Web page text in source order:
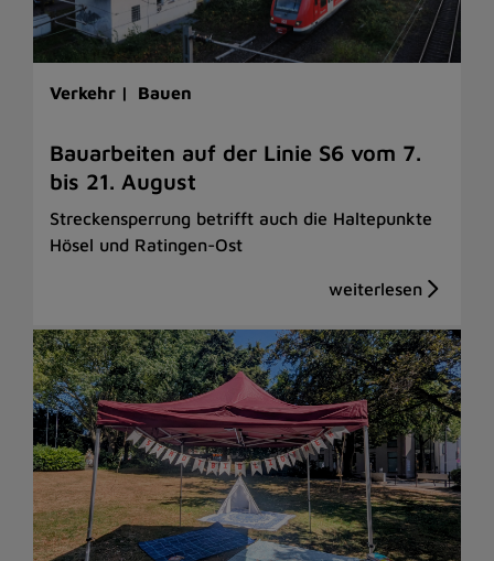
Verkehr | Bauen
Bauarbeiten auf der Linie S6 vom 7.
bis 21. August
Streckensperrung betrifft auch die Haltepunkte
Hösel und Ratingen-Ost